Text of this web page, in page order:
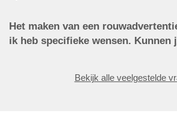
Het maken van een
ik heb specifieke wensen. Kunnen
Bekijk alle veelgestelde